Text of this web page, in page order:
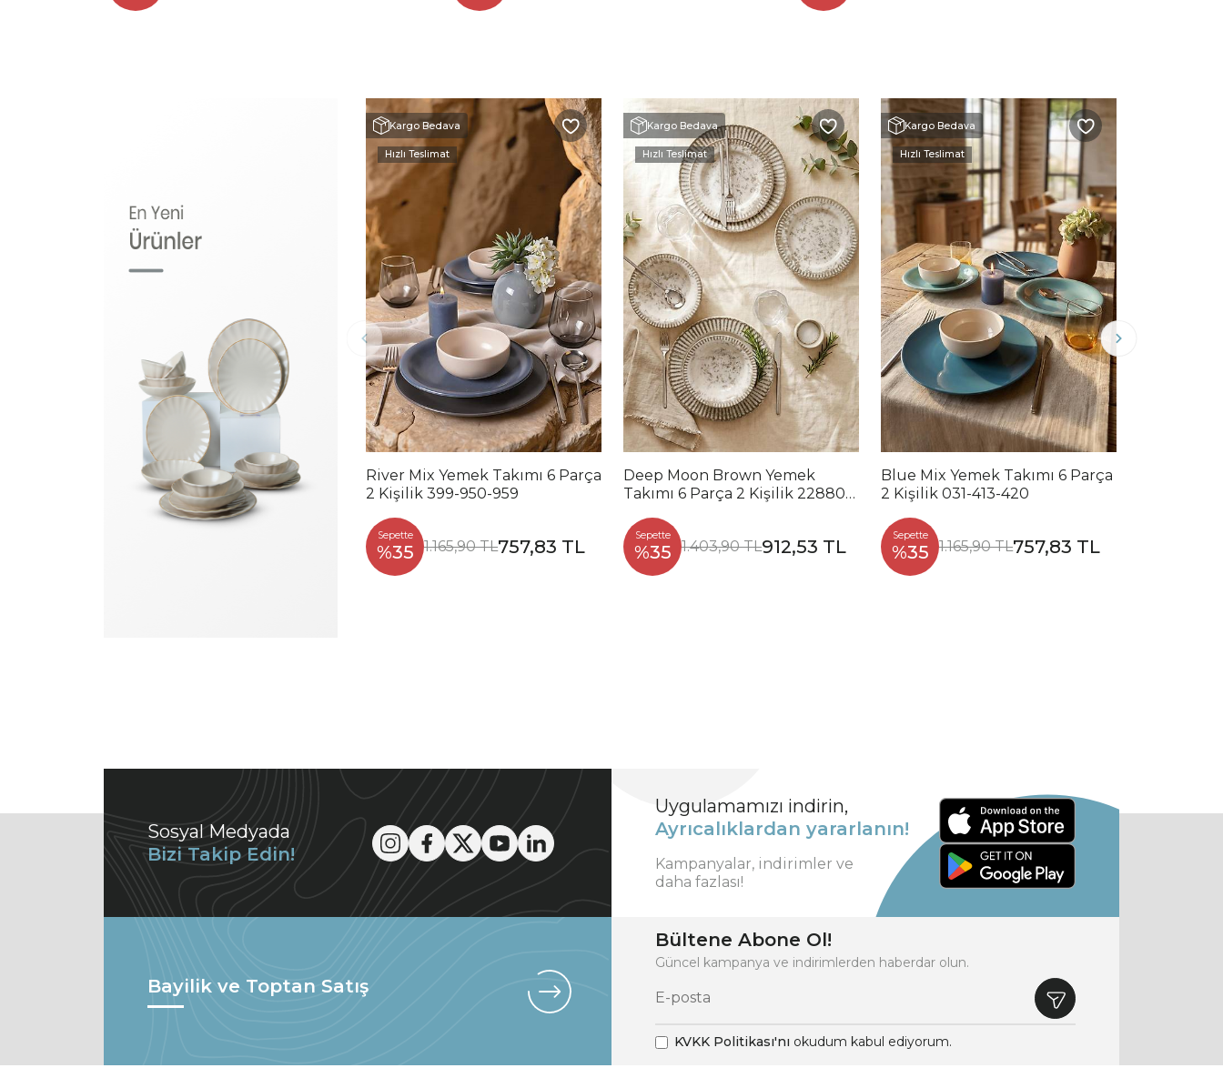
Kargo Bedava
Hızlı Teslimat
River Mix Yemek Takımı 6 Parça
2 Kişilik 399-950-959
Sepette
%35 1.165,90 TL757,83 TL
Kargo Bedava
Hızlı Teslimat
Deep Moon Brown Yemek
Takımı 6 Parça 2 Kişilik 22880-
Sepette
%35 1.403,90 TL912,53 TL
Kargo Bedava
Hızlı Teslimat
Blue Mix Yemek Takımı 6 Parça
2 Kişilik 031-413-420
Sepette
%35 1.165,90 TL757,83 TL
Sosyal Medyada
Bizi Takip Edin!
Uygulamamızı indirin,
Ayrıcalıklardan yararlanın!
Kampanyalar, indirimler ve
daha fazlası!
Bayilik ve Toptan Satış
Bültene Abone Ol!
Güncel kampanya ve indirimlerden haberdar olun.
KVKK Politikası'nı okudum kabul ediyorum.